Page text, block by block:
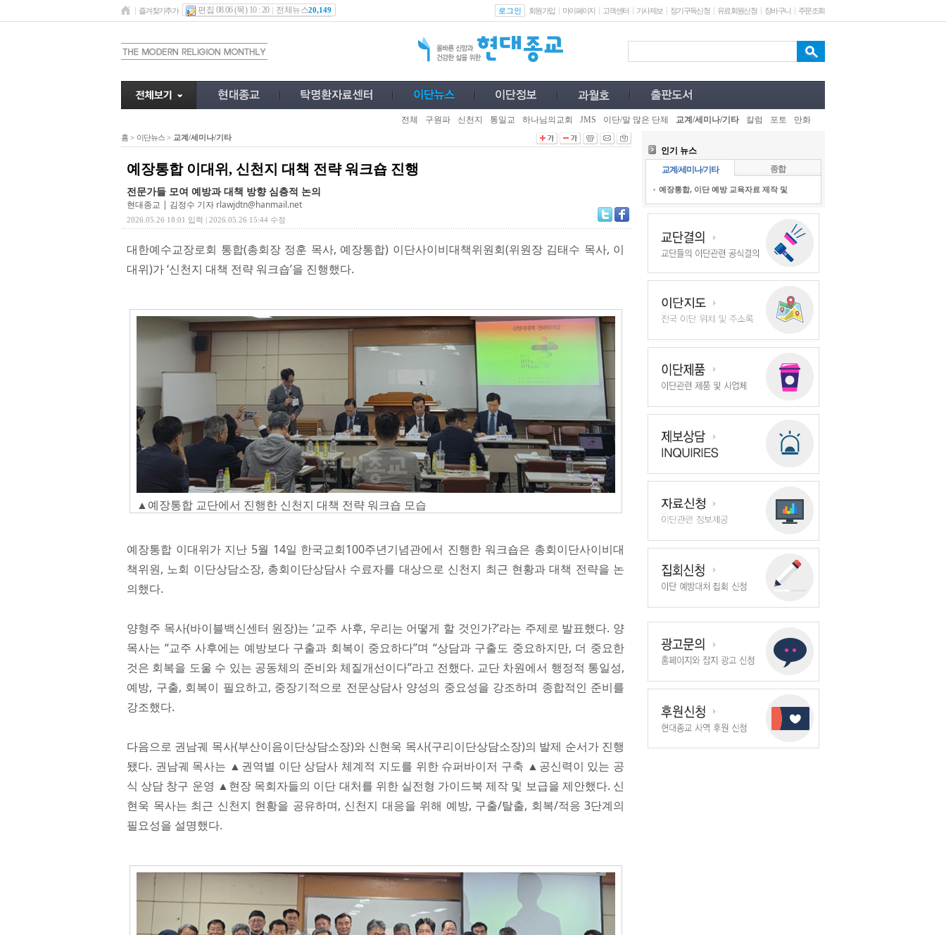
즐겨찾기추가 편집 08.06 (목) 10 : 20 전체뉴스20,149 로그인 회원가입 마이페이지 고객센터 기사제보 정기구독신청 유료회원신청 장바구니 주문조회
전체 구원파 신천지 통일교 하나님의교회 JMS 이단/말 많은 단체 교계/세미나/기타 칼럼 포토 만화
홈 > 이단뉴스 > 교계/세미나/기타
예장통합 이대위, 신천지 대책 전략 워크숍 진행
전문가들 모여 예방과 대책 방향 심층적 논의
현대종교 | 김정수 기자 rlawjdtn@hanmail.net
2026.05.26 18:01 입력 | 2026.05.26 15:44 수정
대한예수교장로회 통합(총회장 정훈 목사, 예장통합) 이단사이비대책위원회(위원장 김태수 목사, 이
대위)가 ‘신천지 대책 전략 워크숍’을 진행했다.
▲예장통합 교단에서 진행한 신천지 대책 전략 워크숍 모습
예장통합 이대위가 지난 5월 14일 한국교회100주년기념관에서 진행한 워크숍은 총회이단사이비대
책위원, 노회 이단상담소장, 총회이단상담사 수료자를 대상으로 신천지 최근 현황과 대책 전략을 논
의했다.
양형주 목사(바이블백신센터 원장)는 ‘교주 사후, 우리는 어떻게 할 것인가?’라는 주제로 발표했다. 양
목사는 “교주 사후에는 예방보다 구출과 회복이 중요하다”며 “상담과 구출도 중요하지만, 더 중요한
것은 회복을 도울 수 있는 공동체의 준비와 체질개선이다”라고 전했다. 교단 차원에서 행정적 통일성,
예방, 구출, 회복이 필요하고, 중장기적으로 전문상담사 양성의 중요성을 강조하며 종합적인 준비를
강조했다.
다음으로 권남궤 목사(부산이음이단상담소장)와 신현욱 목사(구리이단상담소장)의 발제 순서가 진행
됐다. 권남궤 목사는 ▲권역별 이단 상담사 체계적 지도를 위한 슈퍼바이저 구축 ▲공신력이 있는 공
식 상담 창구 운영 ▲현장 목회자들의 이단 대처를 위한 실전형 가이드북 제작 및 보급을 제안했다. 신
현욱 목사는 최근 신천지 현황을 공유하며, 신천지 대응을 위해 예방, 구출/탈출, 회복/적응 3단계의
필요성을 설명했다.
인기 뉴스
교계/세미나/기타
종합
예장통합, 이단 예방 교육자료 제작 및